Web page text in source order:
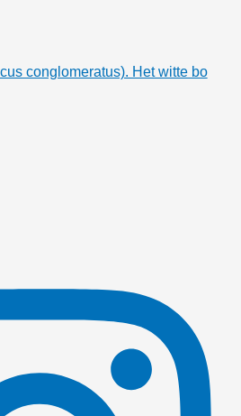
conglomeratus). Het witte bo